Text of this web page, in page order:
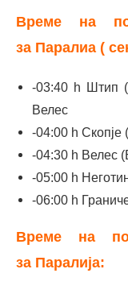
Време на
за Паралиа (
-03:40 h Штип
Велес
-04:00 h Скопје
-04:30 h Велес
-05:00 h
-06:00 h
Време на
за Паралија: